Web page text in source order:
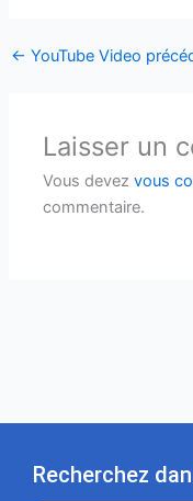
← YouTube Video
Laisser un
Vous devezvous
commentaire.
Recherchez